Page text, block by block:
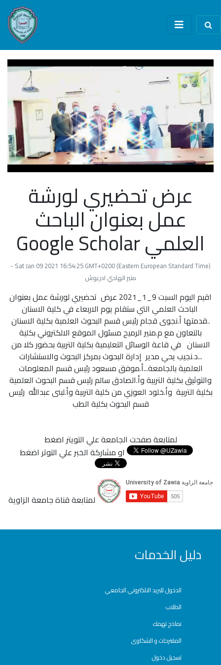
عرض تحضيري لورشة
عمل بعنوان الباحث
العلمي Google Scholar
Sat Jan 09 2021 16:54:25 GMT+0200 (Eastern European Standard Time) -
منير الهادي ادريوش
اقيم اليوم السبت 9_1_2021 عرض تحضيري لورشة عمل بعنوان
الباحث العلمي التي ستقام يوم الاربعاء في كلية الاسنان
..قدمتها أ.نجوى قجام رئيس قسم البحوث العلمية بكلية الاسنان
بالتعاون مع م.منير الرميح مسئول الموقع الالكتروني بكلية
الاسنان في قاعة الوسائل التعليمية بكلية التربية بحضور كلا من
...د.نجيب يحي مدير إدارة البحوث بمركز البحوث والاستشارات
العلمية بالجامعة...أ.موفق مسعود رئيس قسم المعلومات
والتوثيق بكلية التربية وأ.الصادق سالم رئيس قسم البحوث العلمية
بكلية التربية وأ.خلود العوزي من كلية التربية وأ.لبنى عبدالله رئيس
قسم البحوث بكلية الطب
لمتابعة صفحت الجامعة علي التويتر اضغط
او مشاركة الخبر علي التوتر اضغط
لمتابعة قناة جامعة الزاوية
دليل الخدمات
الدخول للبريد الالكتروني الجامعي
الطلاب
نماذج تهمك
المقترحات و الشكاوى
تسجيل دخول